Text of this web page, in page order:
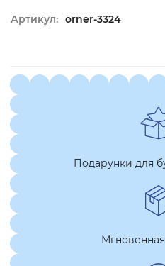
Артикул: orner-3324
Подарунки для